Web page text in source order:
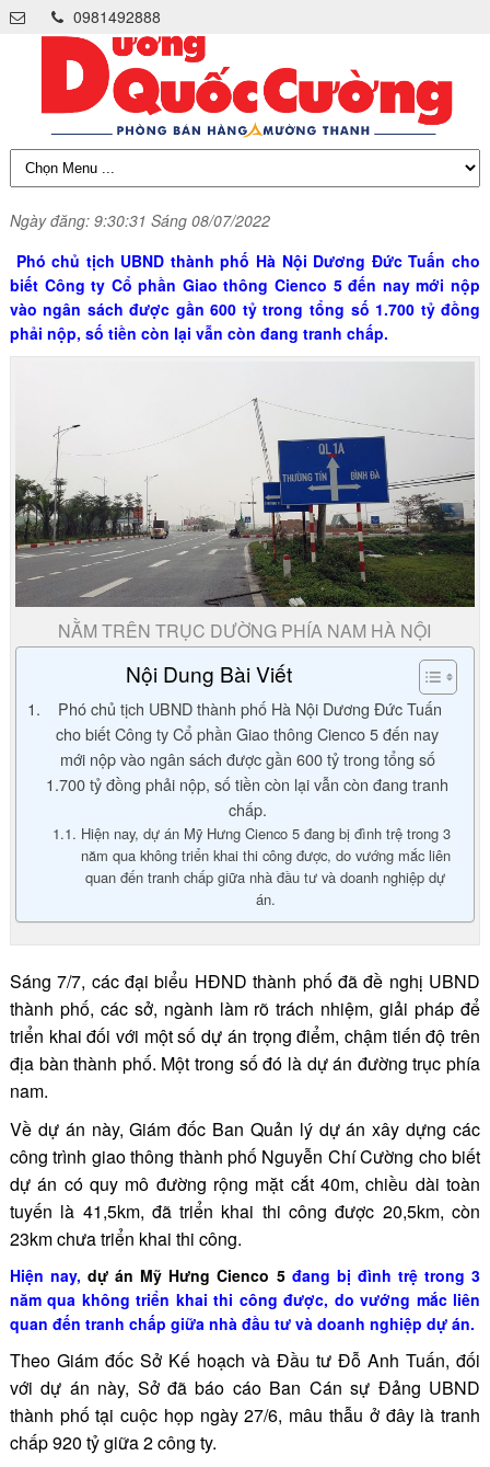
0981492888
Ngày đăng: 9:30:31 Sáng 08/07/2022
Phó chủ tịch UBND thành phố Hà Nội Dương Đức Tuấn cho
biết Công ty Cổ phần Giao thông Cienco 5 đến nay mới nộp
vào ngân sách được gần 600 tỷ trong tổng số 1.700 tỷ đồng
phải nộp, số tiền còn lại vẫn còn đang tranh chấp.
NẰM TRÊN TRỤC DƯỜNG PHÍA NAM HÀ NỘI
Nội Dung Bài Viết
Phó chủ tịch UBND thành phố Hà Nội Dương Đức Tuấn
cho biết Công ty Cổ phần Giao thông Cienco 5 đến nay
mới nộp vào ngân sách được gần 600 tỷ trong tổng số
1.700 tỷ đồng phải nộp, số tiền còn lại vẫn còn đang tranh
chấp.
Hiện nay, dự án Mỹ Hưng Cienco 5 đang bị đình trệ trong 3
năm qua không triển khai thi công được, do vướng mắc liên
quan đến tranh chấp giữa nhà đầu tư và doanh nghiệp dự
án.
Sáng 7/7, các đại biểu HĐND thành phố đã đề nghị UBND
thành phố, các sở, ngành làm rõ trách nhiệm, giải pháp để
triển khai đối với một số dự án trọng điểm, chậm tiến độ trên
địa bàn thành phố. Một trong số đó là dự án đường trục phía
nam.
Về dự án này, Giám đốc Ban Quản lý dự án xây dựng các
công trình giao thông thành phố Nguyễn Chí Cường cho biết
dự án có quy mô đường rộng mặt cắt 40m, chiều dài toàn
tuyến là 41,5km, đã triển khai thi công được 20,5km, còn
23km chưa triển khai thi công.
Hiện nay,dự án Mỹ Hưng Cienco 5đang bị đình trệ trong 3
năm qua không triển khai thi công được, do vướng mắc liên
quan đến tranh chấp giữa nhà đầu tư và doanh nghiệp dự án.
Theo Giám đốc Sở Kế hoạch và Đầu tư Đỗ Anh Tuấn, đối
với dự án này, Sở đã báo cáo Ban Cán sự Đảng UBND
thành phố tại cuộc họp ngày 27/6, mâu thẫu ở đây là tranh
chấp 920 tỷ giữa 2 công ty.